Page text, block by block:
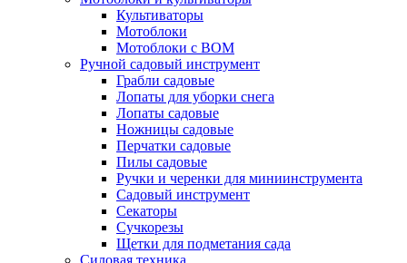
Культиваторы
Мотоблоки
Мотоблоки с ВОМ
Ручной садовый инструмент
Грабли садовые
Лопаты для уборки снега
Лопаты садовые
Ножницы садовые
Перчатки садовые
Пилы садовые
Ручки и черенки для миниинструмента
Садовый инструмент
Секаторы
Сучкорезы
Щетки для подметания сада
Силовая техника